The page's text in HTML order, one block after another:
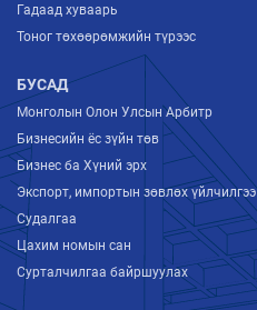
Гадаад хуваарь
Тоног төхөөрөмжийн түрээс
БУСАД
Монголын Олон Улсын Арбитр
Бизнесийн ёс зүйн төв
Бизнес ба Хүний эрх
Экспорт, импортын зөвлөх үйлчилгээ
Судалгаа
Цахим номын сан
Сурталчилгаа байршуулах